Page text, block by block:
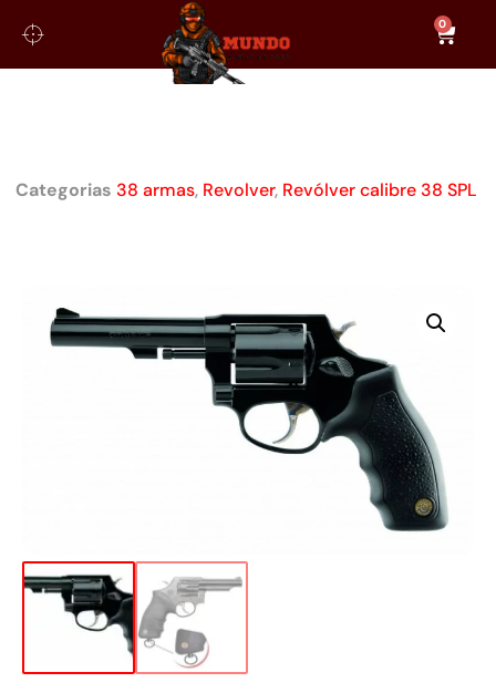
0
Categorias 38 armas, Revolver, Revólver calibre 38 SPL